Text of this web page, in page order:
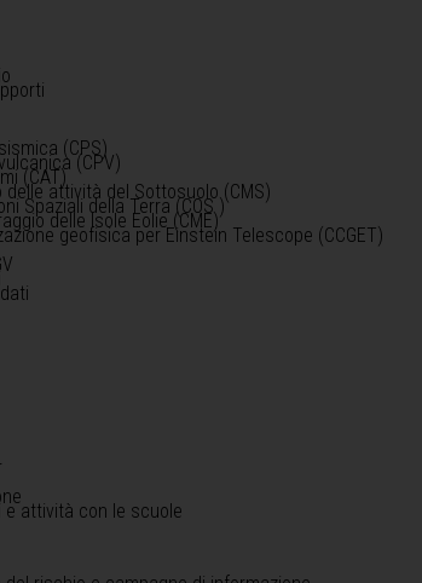
(CPS)
(CPV)
(CAT)
delle attività del Sottosuolo (CMS)
Spaziali della Terra (COS )
delle Isole Eolie (CME)
geofisica per Einstein Telescope (CCGET)
attività con le scuole